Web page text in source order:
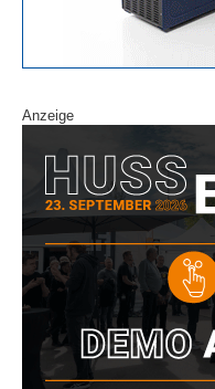
Anzeige